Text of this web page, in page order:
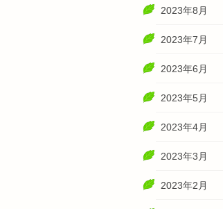
2023年8月
2023年7月
2023年6月
2023年5月
2023年4月
2023年3月
2023年2月